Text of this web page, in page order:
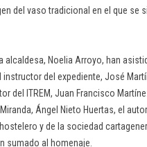
del vaso tradicional en el que se
alcaldesa, Noelia Arroyo, han
del expediente, José
ITREM, Juan Francisco
Ángel Nieto Huertas, el
y de la sociedad
sumado al homenaje.